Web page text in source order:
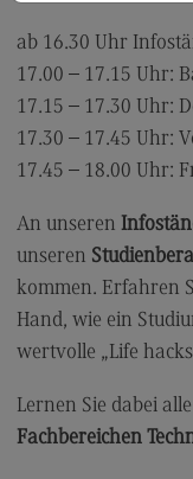
Modulangebot
Kontakt
Data Science
Profil-O-Mat
Intelligence
(External link)
ab 16.30 Uhr
17.00 – 17.15 Uhr:
17.15 – 17.30 Uhr:
17.30 – 17.45 Uhr:
17.45 – 18.00 Uhr:
An unseren
unseren
kommen. Erfahren
Hand, wie ein
wertvolle „Life
Lernen Sie dabei alle
Fachbereichen